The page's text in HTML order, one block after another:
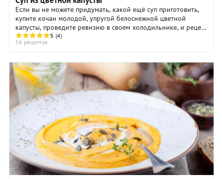
Если вы не можете придумать, какой ещё суп приготовить,
купите кочан молодой, упругой белоснежной цветной
капусты, проведите ревизию в своем холодильнике, и рецепт
супа сложится сам собой. Например, ...
5 (4)
56 рецептов